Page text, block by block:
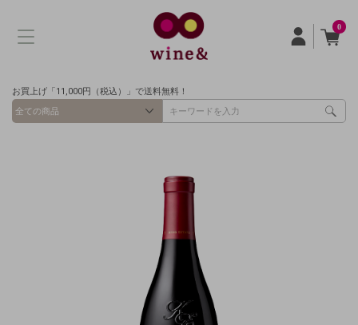
0
お買上げ「11,000円（税込）」で送料無料！